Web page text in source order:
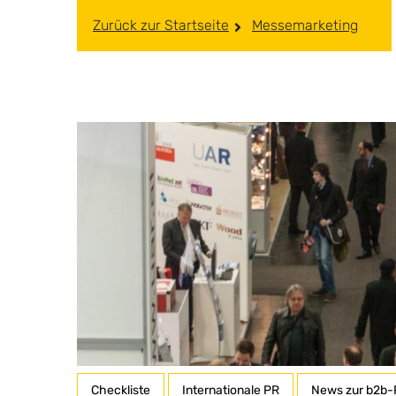
Zurück zur Startseite Messemarketing
Checkliste Internationale PR News zur b2b-